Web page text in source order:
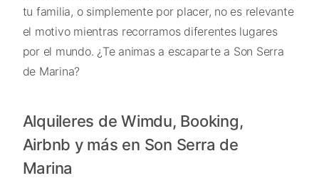
tu familia, o simplemente por placer, no es relevante
el motivo mientras recorramos diferentes lugares
por el mundo. ¿Te animas a escaparte a Son Serra
de Marina?
Alquileres de Wimdu, Booking,
Airbnb y más en Son Serra de
Marina